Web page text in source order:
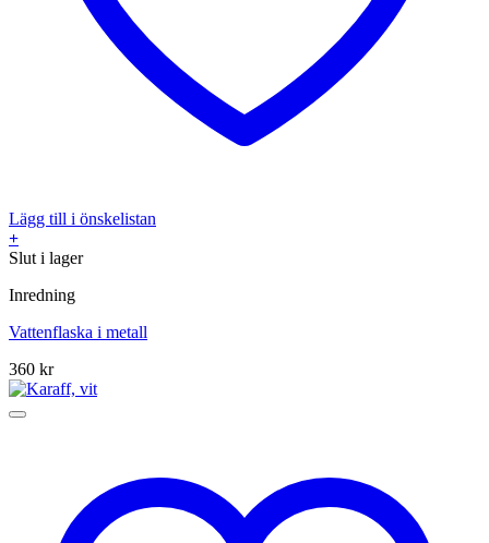
Lägg till i önskelistan
+
Slut i lager
Inredning
Vattenflaska i metall
360 kr